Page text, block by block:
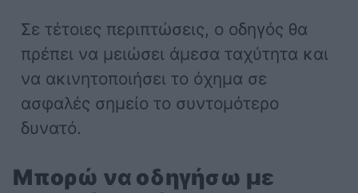
Σε τέτοιες περιπτώσεις, ο οδηγός θα
πρέπει να μειώσει άμεσα ταχύτητα και
να ακινητοποιήσει το όχημα σε
ασφαλές σημείο το συντομότερο
δυνατό.
Μπορώ να οδηγήσω με